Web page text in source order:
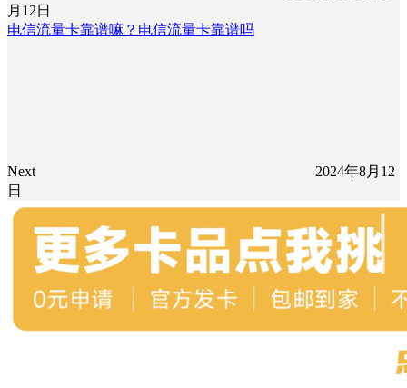
月12日
电信流量卡靠谱嘛？电信流量卡靠谱吗
Next
2024年8月12
日